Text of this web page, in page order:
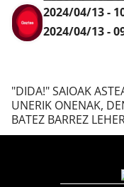
2024/04/13 -
2024/04/13 -
"DIDA!" SAIOAK
UNERIK ONENAK,
BATEZ BARREZ